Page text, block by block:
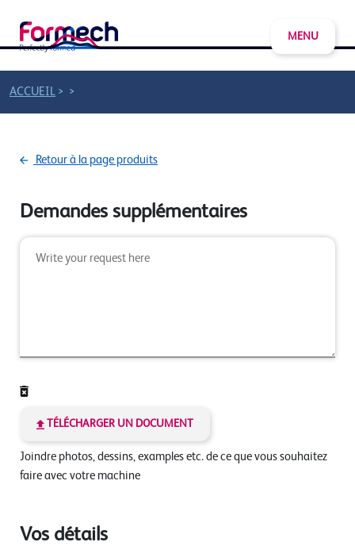
MENU
ACCUEIL > >
Retour à la page produits
Demandes supplémentaires
TÉLÉCHARGER UN DOCUMENT
Joindre photos, dessins, examples etc. de ce que vous souhaitez
faire avec votre machine
Vos détails